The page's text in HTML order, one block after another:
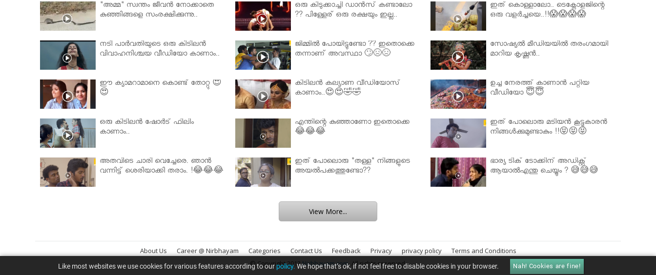
"അമ്മ" സ്വന്തം ജീവൻ നോക്കാതെ
കുഞ്ഞിങ്ങളെ സംരക്ഷിക്കുന്നു..
ഒരു കിടുക്കാച്ചി ഡാൻസ് കണ്ടാലോ
?? പിള്ളേര് ഒരു രക്ഷയും ഇല്ല..
ഇത് കൊള്ളാലോ.. ടെക്നോളജിന്റെ
ഒരു വളർച്ചയെ..!!😱😱😱😱
നടി പാർവതിയുടെ ഒരു കിടിലൻ
വിവാഹനിശ്ചയ വീഡിയോ കാണാം..
ജിമ്മിൽ പോയിട്ടുണ്ടോ ?? ഇതൊക്കെ
തന്നാണ് അവസ്ഥാ 🙄😣😣
സോഷ്യൽ മീഡിയയിൽ തരംഗമായി
മാറിയ കൃഷ്ണൻ..
ഈ ക്യാമറാമാനെ കൊണ്ട് തോറ്റു 😍
😍
കിടിലൻ കല്യാണ വീഡിയോസ്
കാണാം..😍😍🤣🤣
ഉച്ച നേരത്ത് കാണാൻ പറ്റിയ
വീഡിയോ 😇😇
ഒരു കിടിലൻ ഷോർട് ഫിലിം
കാണാം..
എന്തിന്റെ കുഞ്ഞാണോ ഇതൊക്കെ
😂😂😂
ഇത് പോലൊരു മടിയൻ കൂട്ടുകാരൻ
നിങ്ങൾക്കുമുണ്ടാകും !!😝😝😝
അതവിടെ ചാരി വെച്ചേരെ. ഞാൻ
വന്നിട്ട് ശെരിയാക്കി തരാം. !😂😂😂
ഇത് പോലൊരു "തള്ള" നിങ്ങളുടെ
അയല്‍പക്കത്തുണ്ടോ??
ഭാര്യ ടിക് ടോക്കിന് അഡിക്റ്റ്
ആയാൽഎന്തു ചെയ്യും ? 😅😅😅
View More...
About Us Career @ Nirbhayam Categories Contact Us Feedback Privacy privacy policy
Terms and Conditions
© Copyright 2013Nirbhayam.com. All rights reserved.
Like most websites we use cookies for various features according to ourpolicy.We hope that’s ok, if not feel free to disable cookies in your browser. Nah! Cookies are fine!